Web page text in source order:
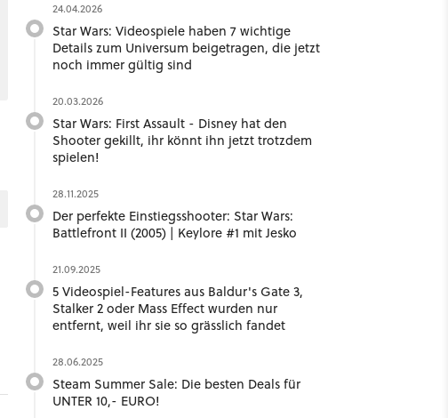
24.04.2026
Star Wars: Videospiele haben 7 wichtige
Details zum Universum beigetragen, die jetzt
noch immer gültig sind
20.03.2026
Star Wars: First Assault - Disney hat den
Shooter gekillt, ihr könnt ihn jetzt trotzdem
spielen!
28.11.2025
Der perfekte Einstiegsshooter: Star Wars:
Battlefront II (2005) | Keylore #1 mit Jesko
21.09.2025
5 Videospiel-Features aus Baldur's Gate 3,
Stalker 2 oder Mass Effect wurden nur
entfernt, weil ihr sie so grässlich fandet
28.06.2025
Steam Summer Sale: Die besten Deals für
UNTER 10,- EURO!